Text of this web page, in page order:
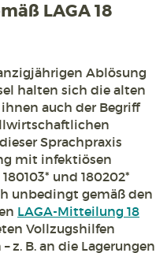
LAGA 18
Ablösung
halten sich die alten
auch der Begriff
Sprachpraxis
mit infektiösen
und 180202*
unbedingt gemäß den
LAGA-Mitteilung 18
Vollzugshilfen
z. B. an die Lagerungen